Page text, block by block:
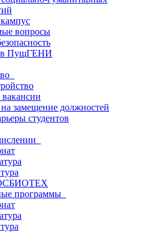
вопросы
в ПущГЕНИ
замещение должностей
студентов
программы